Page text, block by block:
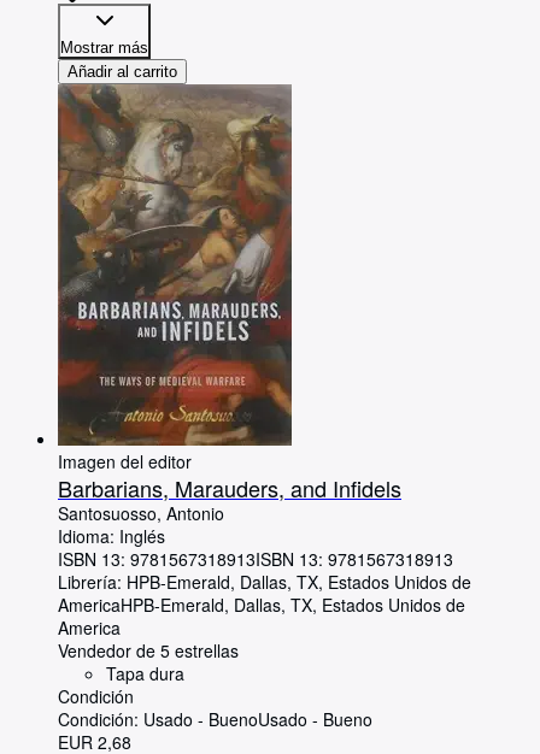
Mostrar más
Añadir al carrito
Imagen del editor
Barbarians, Marauders, and Infidels
Santosuosso, Antonio
Idioma: Inglés
ISBN 13: 9781567318913ISBN 13: 9781567318913
Librería: HPB-Emerald, Dallas, TX, Estados Unidos de
AmericaHPB-Emerald, Dallas, TX, Estados Unidos de
America
Vendedor de 5 estrellas
Tapa dura
Condición
Condición: Usado - BuenoUsado - Bueno
EUR 2,68